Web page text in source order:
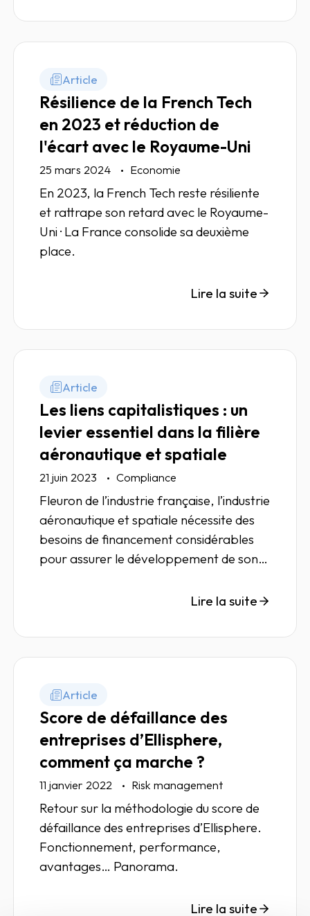
Article
Résilience de la French Tech
en 2023 et réduction de
l'écart avec le Royaume-Uni
25 mars 2024 Economie
En 2023, la French Tech reste résiliente
et rattrape son retard avec le Royaume-
Uni · La France consolide sa deuxième
place.
Lire la suite
Article
Les liens capitalistiques : un
levier essentiel dans la filière
aéronautique et spatiale
21 juin 2023 Compliance
Fleuron de l’industrie française, l’industrie
aéronautique et spatiale nécessite des
besoins de financement considérables
pour assurer le développement de son
technologie et de l’innovation.Lire la suite
Article
Score de défaillance des
entreprises d’Ellisphere,
comment ça marche ?
11 janvier 2022 Risk management
Retour sur la méthodologie du score de
défaillance des entreprises d’Ellisphere.
Fonctionnement, performance,
avantages… Panorama.
Lire la suite